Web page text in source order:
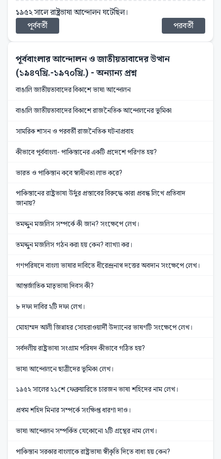
১৯৫২ সালে রাষ্ট্রভাষা আন্দোলন ঘটেছিল।
পূর্ববর্তী
পরবর্তী
পূর্ববাংলার আন্দোলন ও জাতীয়তাবাদের উত্থান
(১৯৪৭খ্রি.-১৯৭০খ্রি.) - অন্যান্য প্রশ্ন
বাঙালি জাতীয়তাবাদের বিকাশে ভাষা আন্দোলন
বাঙালি জাতীয়তাবাদের বিকাশে রাজনৈতিক আন্দোলনের ভূমিকা
সামরিক শাসন ও পরবর্তী রাজনৈতিক ঘটনাপ্রবাহ
কীভাবে পূর্ববাংলা- পাকিস্তানের একটি প্রদেশে পরিণত হয়?
ভারত ও পাকিস্তান কবে স্বাধীনতা লাভ করে?
পাকিস্তানের রাষ্ট্রভাষা উর্দুর প্রস্তাবের বিরুদ্ধে কারা প্রবন্ধ লিখে প্রতিবাদ
জানায়?
তমদ্দুন মজলিস সম্পর্কে কী জান? সংক্ষেপে লেখ।
তমদ্দুন মজলিস গঠন করা হয় কেন? ব্যাখ্যা কর।
গণপরিষদে বাংলা ভাষার দাবিতে ধীরেন্দ্রনাথ দত্তের অবদান সংক্ষেপে লেখ।
আন্তর্জাতিক মাতৃভাষা দিবস কী?
৮ দফা দাবির ২টি দফা লেখ।
মোহাম্মদ আলী জিন্নাহর সোহরাওয়ার্দী উদ্যানের ভাষণটি সংক্ষেপে লেখ।
সর্বদলীয় রাষ্ট্রভাষা সংগ্রাম পরিষদ কীভাবে গঠিত হয়?
ভাষা আন্দোলনে ছাত্রীদের ভূমিকা লেখ।
১৯৫২ সালের ২১শে ফেব্রুয়ারিতে চারজন ভাষা শহিদের নাম লেখ।
প্রথম শহিদ মিনার সম্পর্কে সংক্ষিপ্ত ধারণা দাও।
ভাষা আন্দোলন সম্পর্কিত যেকোনো ২টি গ্রন্থের নাম লেখ।
পাকিস্তান সরকার বাংলাকে রাষ্ট্রভাষা স্বীকৃতি দিতে বাধ্য হয় কেন?